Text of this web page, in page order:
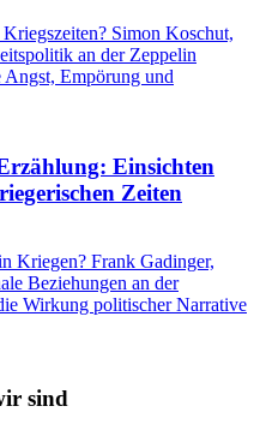
Simon Koschut,
an der Zeppelin
Empörung und
Einsichten
Zeiten
Kriegen? Frank Gadinger,
Beziehungen an der
Wirkung politischer Narrative
sind